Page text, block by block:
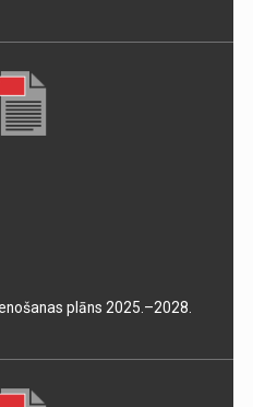
plāns 2025.–2028.